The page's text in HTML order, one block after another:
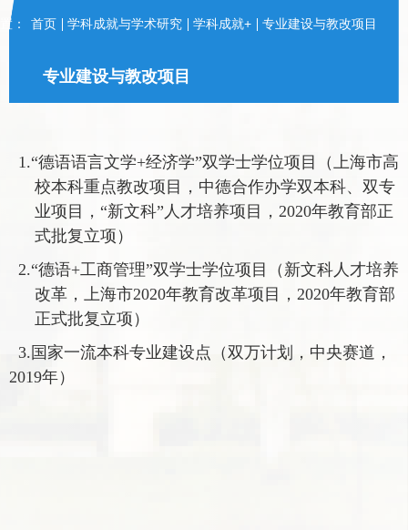
： 首页 学科成就与学术研究 学科成就+ 专业建设与教改项目
专业建设与教改项目
1.“德语语言文学+经济学”双学士学位项目（上海市高
校本科重点教改项目，中德合作办学双本科、双专
业项目，“新文科”人才培养项目， 2020年教育部正
式批复立项）
2.“德语+工商管理”双学士学位项目
（新文科人才培养
改革，上海市2020年教育改革项目， 2020年教育部
正式批复立项）
3.国家一流本科专业建设点（双万计划，中央赛道，
2019年）